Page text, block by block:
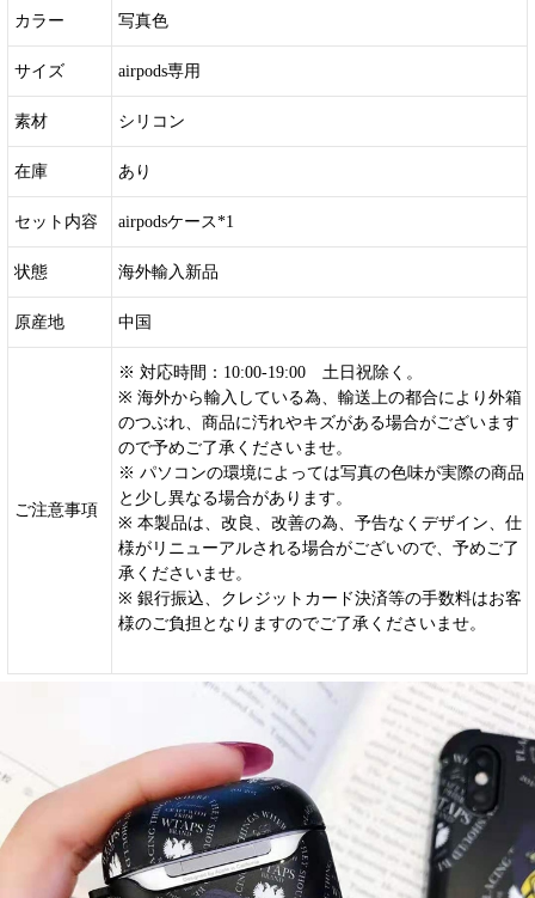
カラー 写真色
サイズ airpods専用
素材 シリコン
在庫 あり
セット内容 airpodsケース*1
状態 海外輸入新品
原産地 中国
ご注意事項
※ 対応時間：10:00-19:00 土日祝除く。
※ 海外から輸入している為、輸送上の都合により外箱
のつぶれ、商品に汚れやキズがある場合がございます
ので予めご了承くださいませ。
※ パソコンの環境によっては写真の色味が実際の商品
と少し異なる場合があります。
※ 本製品は、改良、改善の為、予告なくデザイン、仕
様がリニューアルされる場合がございので、予めご了
承くださいませ。
※ 銀行振込、クレジットカード決済等の手数料はお客
様のご負担となりますのでご了承くださいませ。